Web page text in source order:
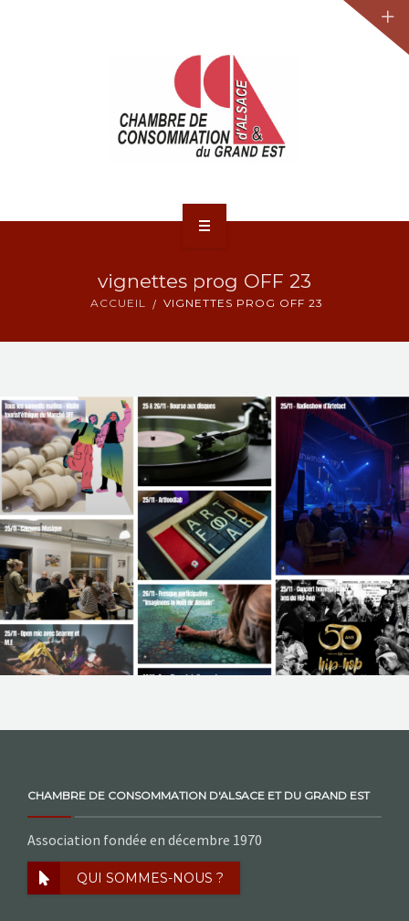
ACTUALITÉS
NOS ACTIONS
CONTACT
vignettes prog OFF 23
ACCUEIL VIGNETTES PROG OFF 23
CHAMBRE DE CONSOMMATION D'ALSACE ET DU GRAND EST
Association fondée en décembre 1970
QUI SOMMES-NOUS ?